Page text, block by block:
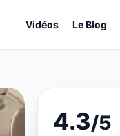
Vidéos Le Blog
4.3/5